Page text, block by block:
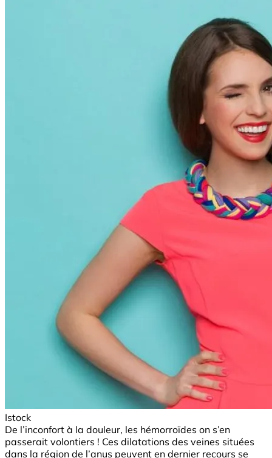
Istock
De l’inconfort à la douleur, les hémorroïdes on s’en
passerait volontiers ! Ces dilatations des veines situées
dans la région de l’anus peuvent en dernier recours se